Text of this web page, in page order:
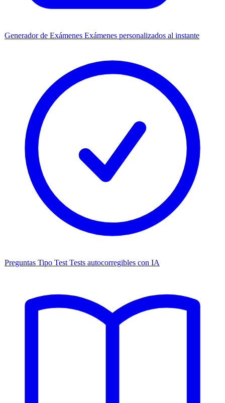
Generador de Exámenes Exámenes personalizados al instante
Preguntas Tipo Test Tests autocorregibles con IA